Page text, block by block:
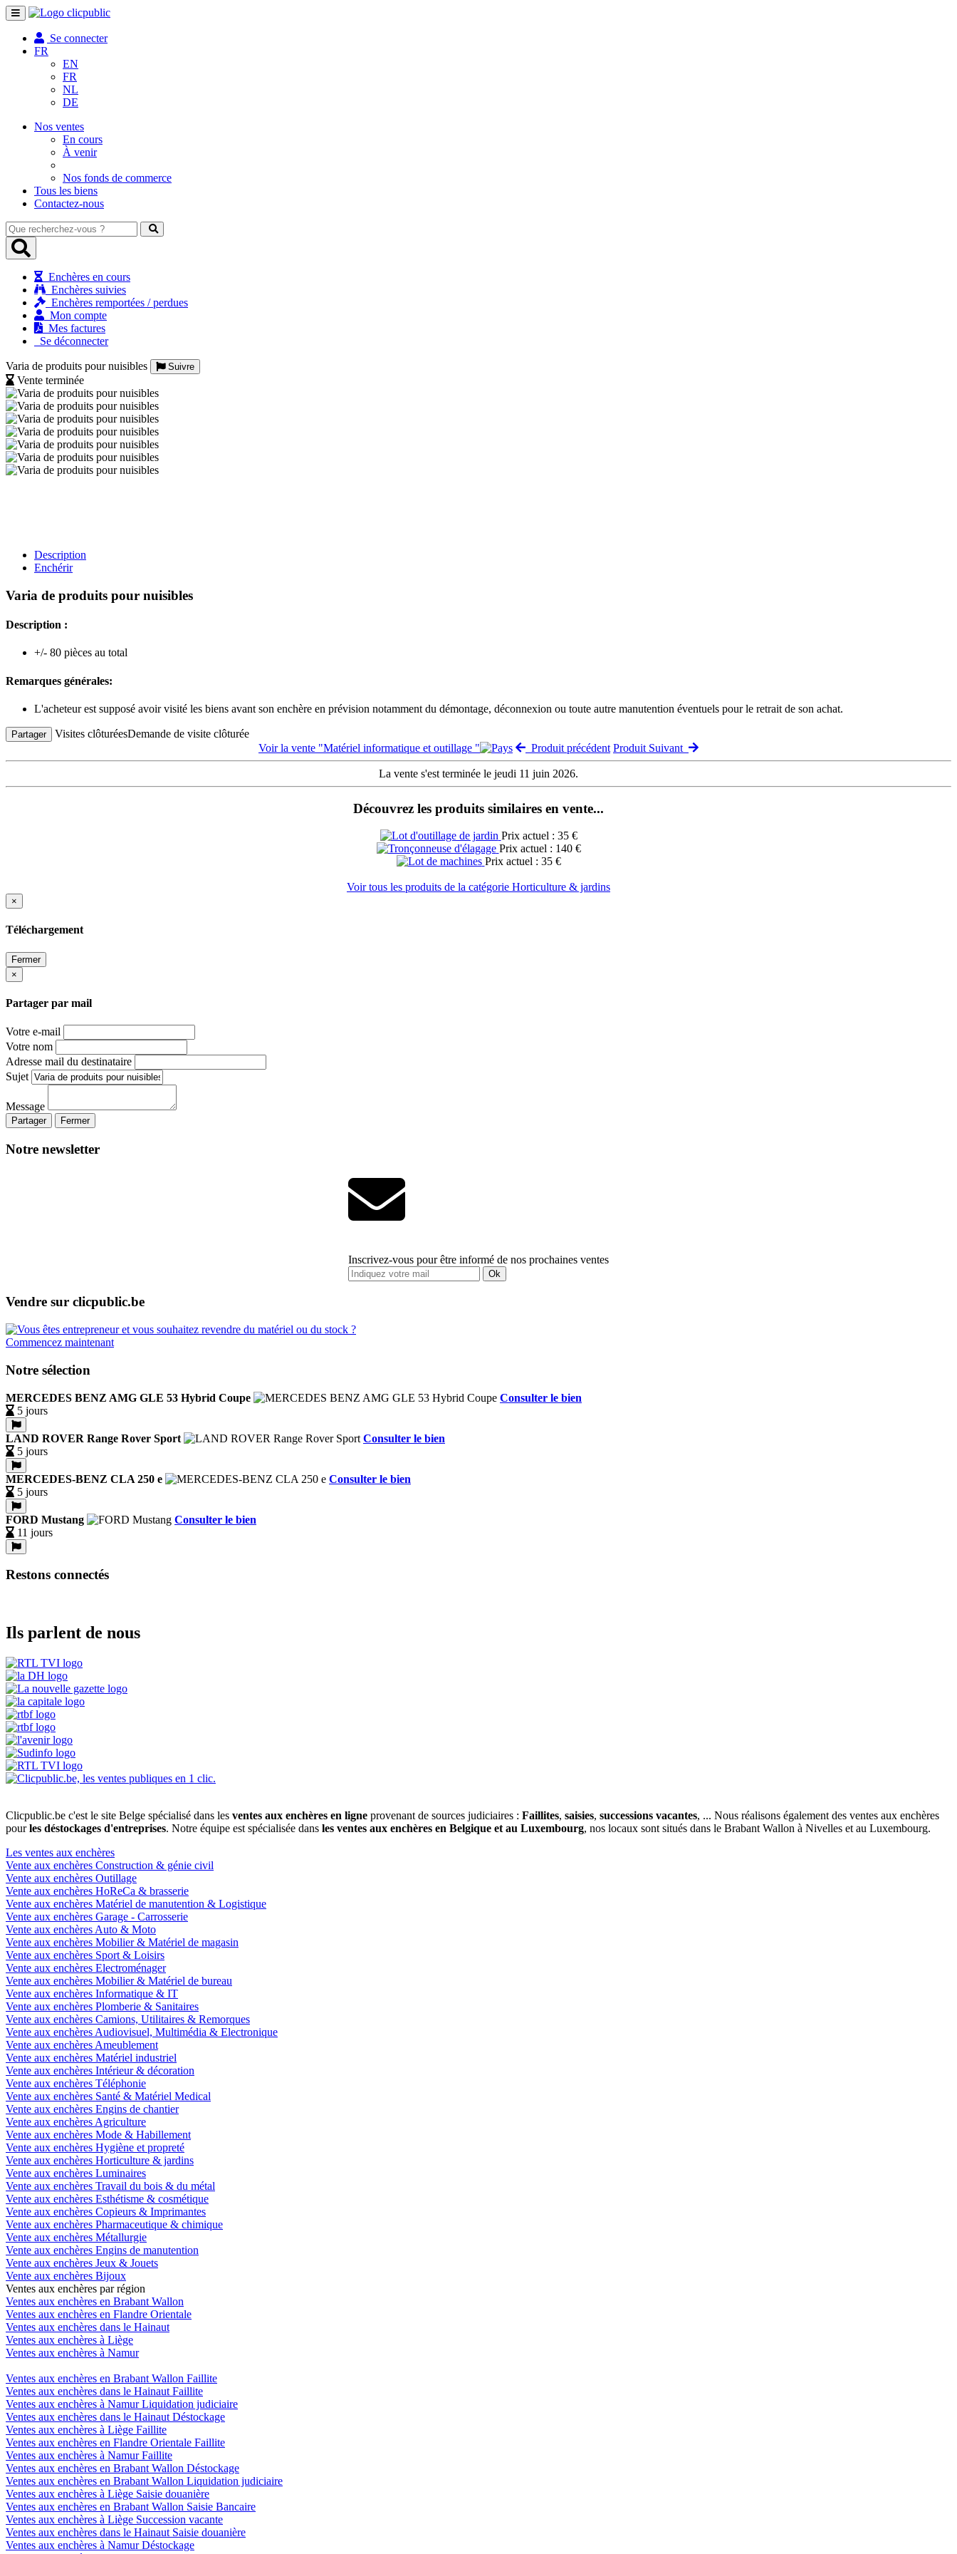
Toggle
navigation
Se connecter
FR
EN
FR
NL
DE
Nos ventes
En cours
À venir
Nos fonds de commerce
Tous les biens
Contactez-nous
Que
recherchez-
vous
Enchères en cours
Enchères suivies
Enchères remportées / perdues
Mon compte
Mes factures
Se déconnecter
Varia de produits pour nuisibles Suivre
Vente terminée
Description
Enchérir
Varia de produits pour nuisibles
Description :
+/- 80 pièces au total
Remarques générales:
L'acheteur est supposé avoir visité les biens avant son enchère en prévision notamment du démontage, déconnexion ou toute autre manutention éventuels pour le retrait de son achat.
Partager Visites clôturéesDemande de visite clôturée
Voir la vente "Matériel informatique et outillage "
Produit précédent Produit Suivant
La vente s'est terminée le jeudi 11 juin 2026.
Découvrez les produits similaires en vente...
Prix actuel : 35 €
Prix actuel : 140 €
Prix actuel : 35 €
Voir tous les produits de la catégorie Horticulture & jardins
×
Téléchargement
Fermer
×
Partager par mail
Votre e-mail
Votre nom
Adresse mail du destinataire
Sujet
Message
Partager Fermer
Notre newsletter
Inscrivez-vous pour être informé de nos prochaines ventes
Ok
Vendre sur clicpublic.be
Commencez maintenant
Notre sélection
MERCEDES BENZ AMG GLE 53 Hybrid Coupe
Consulter le bien
5 jours
LAND ROVER Range Rover Sport
Consulter le bien
5 jours
MERCEDES-BENZ CLA 250 e
Consulter le bien
5 jours
FORD Mustang
Consulter le bien
11 jours
Restons connectés
Ils parlent de nous
Clicpublic.be c'est le site Belge spécialisé dans les ventes aux enchères en ligne provenant de sources judiciaires : Faillites, saisies, successions vacantes, ... Nous réalisons également des ventes aux enchères
pourles déstockages d'entreprises. Notre équipe est spécialisée dans les ventes aux enchères en Belgique et au Luxembourg, nos locaux sont situés dans le Brabant Wallon à Nivelles et au Luxembourg.
Les ventes aux enchères
Vente aux enchères Construction & génie civil
Vente aux enchères Outillage
Vente aux enchères HoReCa & brasserie
Vente aux enchères Matériel de manutention & Logistique
Vente aux enchères Garage - Carrosserie
Vente aux enchères Auto & Moto
Vente aux enchères Mobilier & Matériel de magasin
Vente aux enchères Sport & Loisirs
Vente aux enchères Electroménager
Vente aux enchères Mobilier & Matériel de bureau
Vente aux enchères Informatique & IT
Vente aux enchères Plomberie & Sanitaires
Vente aux enchères Camions, Utilitaires & Remorques
Vente aux enchères Audiovisuel, Multimédia & Electronique
Vente aux enchères Ameublement
Vente aux enchères Matériel industriel
Vente aux enchères Intérieur & décoration
Vente aux enchères Téléphonie
Vente aux enchères Santé & Matériel Medical
Vente aux enchères Engins de chantier
Vente aux enchères Agriculture
Vente aux enchères Mode & Habillement
Vente aux enchères Hygiène et propreté
Vente aux enchères Horticulture & jardins
Vente aux enchères Luminaires
Vente aux enchères Travail du bois & du métal
Vente aux enchères Esthétisme & cosmétique
Vente aux enchères Copieurs & Imprimantes
Vente aux enchères Pharmaceutique & chimique
Vente aux enchères Métallurgie
Vente aux enchères Engins de manutention
Vente aux enchères Jeux & Jouets
Vente aux enchères Bijoux
Ventes aux enchères par région
Ventes aux enchères en Brabant Wallon
Ventes aux enchères en Flandre Orientale
Ventes aux enchères dans le Hainaut
Ventes aux enchères à Liège
Ventes aux enchères à Namur
Ventes aux enchères en Brabant Wallon Faillite
Ventes aux enchères dans le Hainaut Faillite
Ventes aux enchères à Namur Liquidation judiciaire
Ventes aux enchères dans le Hainaut Déstockage
Ventes aux enchères à Liège Faillite
Ventes aux enchères en Flandre Orientale Faillite
Ventes aux enchères à Namur Faillite
Ventes aux enchères en Brabant Wallon Déstockage
Ventes aux enchères en Brabant Wallon Liquidation judiciaire
Ventes aux enchères à Liège Saisie douanière
Ventes aux enchères en Brabant Wallon Saisie Bancaire
Ventes aux enchères à Liège Succession vacante
Ventes aux enchères dans le Hainaut Saisie douanière
Ventes aux enchères à Namur Déstockage